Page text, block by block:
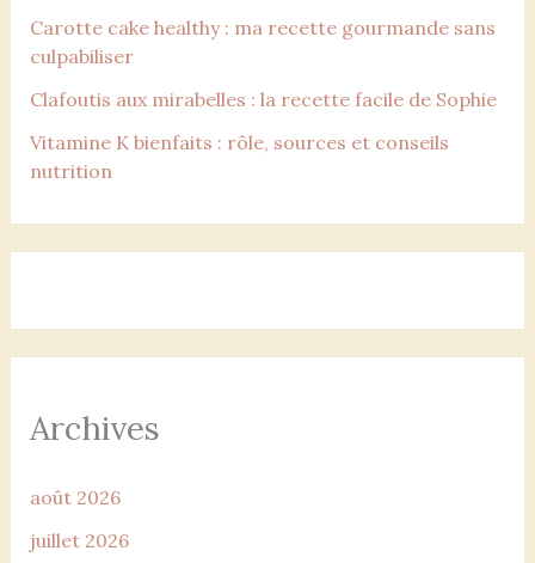
Carotte cake healthy : ma recette gourmande sans
culpabiliser
Clafoutis aux mirabelles : la recette facile de Sophie
Vitamine K bienfaits : rôle, sources et conseils
nutrition
Archives
août 2026
juillet 2026